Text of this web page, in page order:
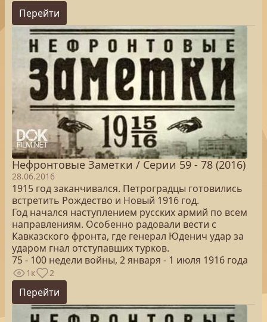
Перейти
Нефронтовые Заметки / Серии 59 - 78 (2016)
28.06.2016
1915 год заканчивался. Петроградцы готовились
встретить Рождество и Новый 1916 год.
Год начался наступлением русских армий по всем
направлениям. Особенно радовали вести с
Кавказского фронта, где генерал Юденич удар за
ударом гнал отступавших турков.
75 - 100 недели войны, 2 января - 1 июля 1916 года
1к 2
Перейти